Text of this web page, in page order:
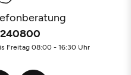
Freitag 08:00 - 16:30 Uhr